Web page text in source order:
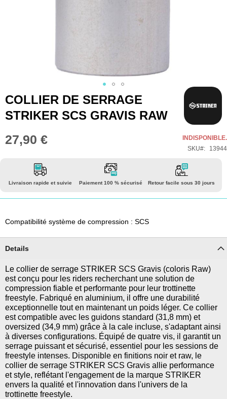
Skip
the
beginning
of
gallery
COLLIER DE SERRAGE
STRIKER SCS GRAVIS RAW
27,90 €
INDISPONIBLE.
SKU
13944
Livraison rapide et suivie Paiement 100 % sécurisé Retour facile sous 30 jours
Compatibilité système de compression : SCS
Details
Le collier de serrage STRIKER SCS Gravis (coloris Raw)
est conçu pour les riders recherchant une solution de
compression fiable et performante pour leur trottinette
freestyle. Fabriqué en aluminium, il offre une durabilité
exceptionnelle tout en maintenant un poids léger. Ce collier
est compatible avec les guidons standard (31,8 mm) et
oversized (34,9 mm) grâce à la cale incluse, s'adaptant ainsi
à diverses configurations. Équipé de quatre vis, il garantit un
serrage puissant et sécurisé, essentiel pour les sessions de
freestyle intenses. Disponible en finitions noir et raw, le
collier de serrage STRIKER SCS Gravis allie performance
et style, reflétant l'engagement de la marque STRIKER
envers la qualité et l'innovation dans l'univers de la
trottinette freestyle.